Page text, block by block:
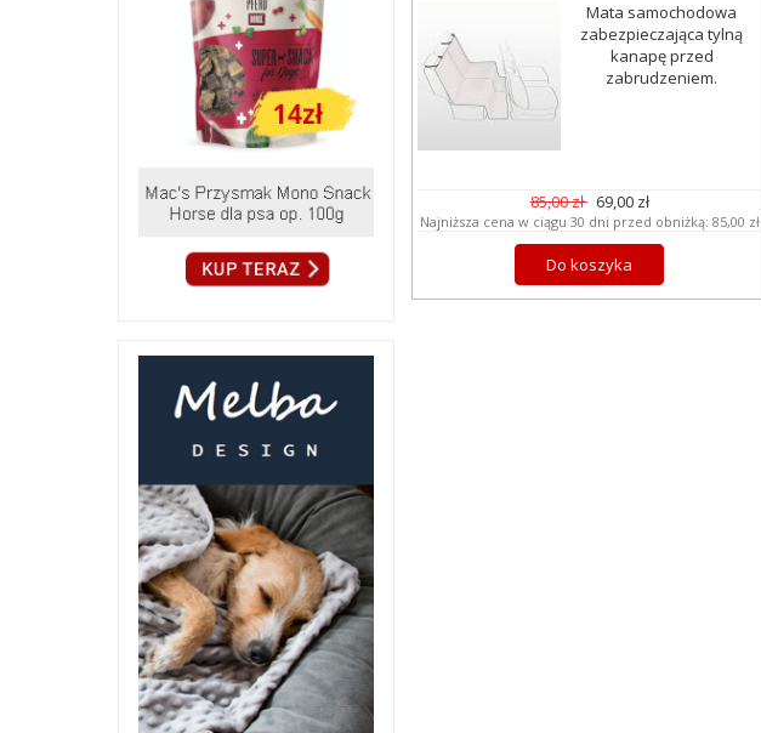
Mata samochodowa
zabezpieczająca tylną
kanapę przed
zabrudzeniem.
85,00 zł 69,00 zł
Najniższa cena w ciągu 30 dni przed obniżką: 85,00 zł
Do koszyka